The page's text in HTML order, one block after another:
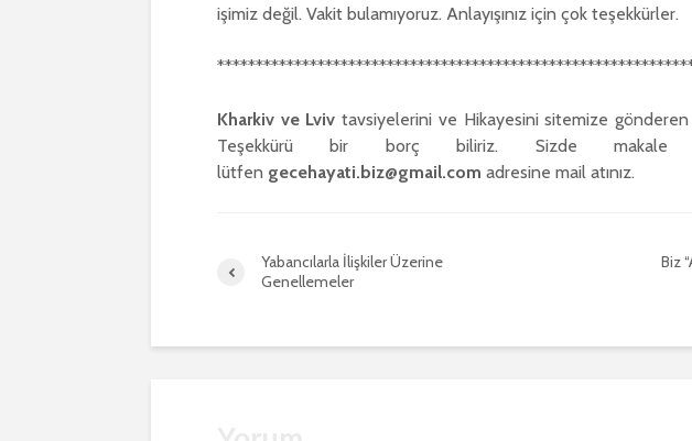
işimiz değil. Vakit bulamıyoruz. Anlayışınız için çok teşekkürler.
Kharkiv ve Lvivtavsiyelerini ve Hikayesini sitemize gönderen
Teşekkürü bir borç biliriz. Sizde makale
lütfen gecehayati.biz@gmail.com adresine mail atınız.
Yabancılarla İlişkiler Üzerine
Genellemeler
Biz